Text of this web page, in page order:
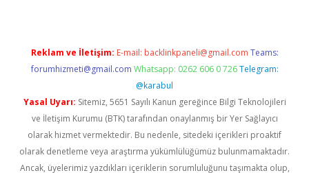
Reklam ve İletişim: E-mail: backlinkpaneli@gmail.com Teams:
forumhizmeti@gmail.com Whatsapp: 0262 606 0 726 Telegram:
@karabul
Yasal Uyarı: Sitemiz, 5651 Sayılı Kanun gereğince Bilgi Teknolojileri
ve İletişim Kurumu (BTK) tarafından onaylanmış bir Yer Sağlayıcı
olarak hizmet vermektedir. Bu nedenle, sitedeki içerikleri proaktif
olarak denetleme veya araştırma yükümlülüğümüz bulunmamaktadır.
Ancak, üyelerimiz yazdıkları içeriklerin sorumluluğunu taşımakta olup,